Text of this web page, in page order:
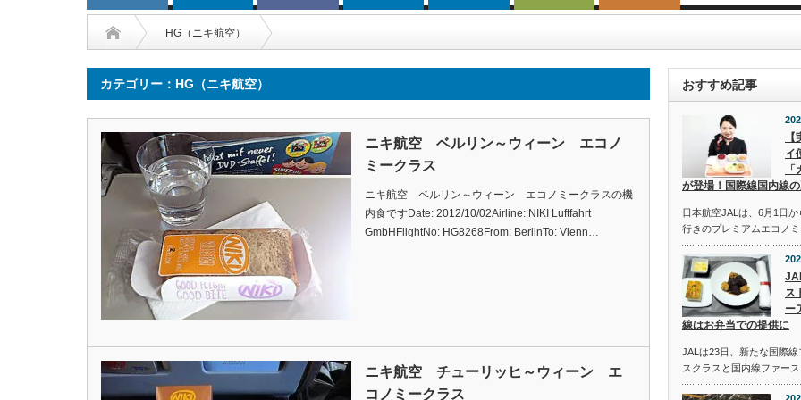
HG（ニキ航空）
カテゴリー：HG（ニキ航空）
ニキ航空 ベルリン～ウィーン エコノ
ミークラス
ニキ航空 ベルリン～ウィーン エコノミークラスの機
内食ですDate: 2012/10/02Airline: NIKI Luftfahrt
GmbHFlightNo: HG8268From: BerlinTo: Vienn…
ニキ航空 チューリッヒ～ウィーン エ
コノミークラス
おすすめ記事
イ
が登場！国際線国内線
日本航空JALは、6月1日
行きのプレミアムエコノ
ス
ー
線はお弁当での提供に
JALは23日、新たな国際
スクラスと国内線ファー